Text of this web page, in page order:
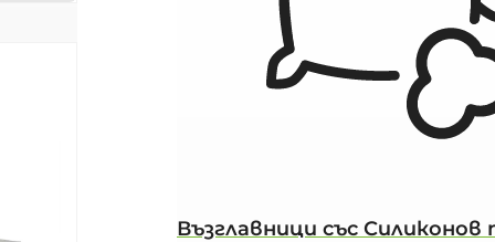
Възглавници със Силиконов